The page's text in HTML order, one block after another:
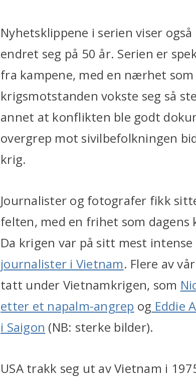
Nyhetsklippene i serien viser
endret seg på 50 år. Serien er
fra kampene, med en nærhet
krigsmotstanden vokste seg så
annet at konflikten ble godt
overgrep mot sivilbefolkningen
krig.
Journalister og fotografer fikk
felten, med en frihet som
Da krigen var på sitt mest
journalister i Vietnam. Flere av
tatt under Vietnamkrigen, som
etter et napalm-angrep og Eddie
i Saigon (NB: sterke bilder).
USA trakk seg ut av Vietnam i